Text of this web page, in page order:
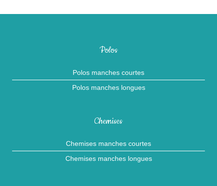
Polos
Polos manches courtes
Polos manches longues
Chemises
Chemises manches courtes
Chemises manches longues